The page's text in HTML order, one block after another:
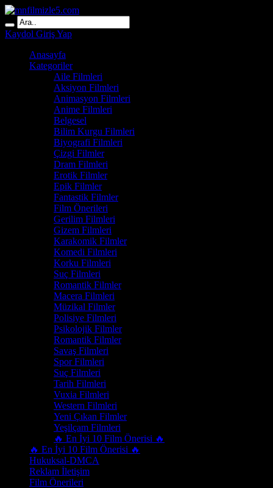
Kaydol Giriş Yap
Anasayfa
Kategoriler
Aile Filmleri
Aksiyon Filmleri
Animasyon Filmleri
Anime Filmleri
Belgesel
Bilim Kurgu Filmleri
Biyografi Filmleri
Çizgi Filmler
Dram Filmleri
Erotik Filmler
Epik Filmler
Fantastik Filmler
Film Önerileri
Gerilim Filmleri
Gizem Filmleri
Karakomik Filmler
Komedi Filmleri
Korku Filmleri
Suç Filmleri
Romantik Filmler
Macera Filmleri
Müzikal Filmler
Polisiye Filmleri
Psikolojik Filmler
Romantik Filmler
Savaş Filmleri
Spor Filmleri
Suç Filmleri
Tarih Filmleri
Vuxia Filmleri
Western Filmleri
Yeni Çıkan Filmler
Yeşilçam Filmleri
🔥 En İyi 10 Film Önerisi 🔥
🔥 En İyi 10 Film Önerisi 🔥
Hukuksal-DMCA
Reklam İletişim
Film Önerileri